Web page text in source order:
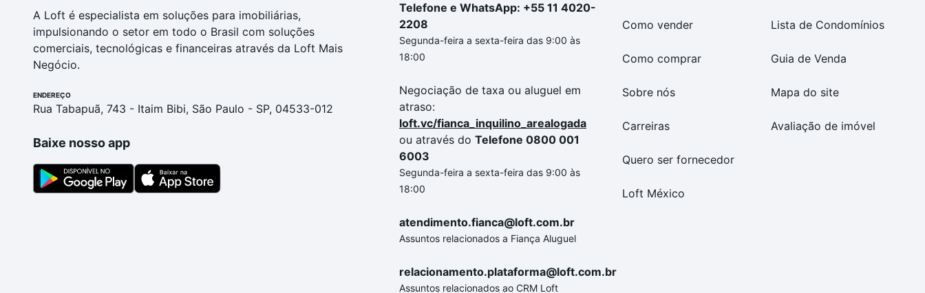
A Loft é especialista em soluções para imobiliárias,
impulsionando o setor em todo o Brasil com soluções
comerciais, tecnológicas e financeiras através da Loft Mais
Negócio.
ENDEREÇO
Rua Tabapuã, 743 - Itaim Bibi, São Paulo - SP, 04533-012
Baixe nosso app
Telefone e WhatsApp: +55 11 4020-
2208
Segunda-feira a sexta-feira das 9:00 às
18:00
Negociação de taxa ou aluguel em
atraso:
loft.vc/fianca_inquilino_arealogada
ou através do Telefone 0800 001
6003
Segunda-feira a sexta-feira das 9:00 às
18:00
atendimento.fianca@loft.com.br
Assuntos relacionados a Fiança Aluguel
relacionamento.plataforma@loft.com.br
Assuntos relacionados ao CRM Loft
Como vender
Como comprar
Sobre nós
Carreiras
Quero ser fornecedor
Loft México
Lista de Condomínios
Guia de Venda
Mapa do site
Avaliação de imóvel